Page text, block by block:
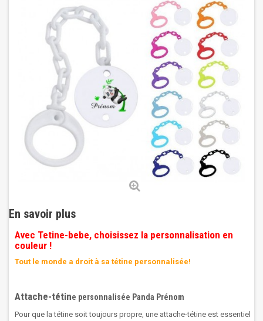
En savoir plus
Avec Tetine-bebe, choisissez la personnalisation en
couleur !
Tout le monde a droit à sa tétine personnalisée!
Attache-tétine personnalisée Panda Prénom
Pour que la tétine soit toujours propre, une attache-tétine est essentiel